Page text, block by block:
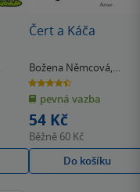
Čert a Káča
Božena Němcová,
Helena Zmatlíková
4.5
z
5
hvězdiček
pevná vazba
54 Kč
Běžně 60 Kč
Do košíku